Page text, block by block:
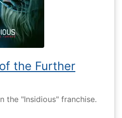
the Further
the "Insidious" franchise.